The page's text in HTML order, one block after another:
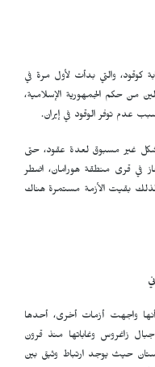
كوقود، والتي بدأت لأول مرة في
من حكم الجمهورية الإسلامية،
عدم توفر الوقود في إيران.
غير مسبوق لعدة عقود، حتى
الغاز في قرى منطقة هورامان، اضطر
لذلك بقيت الأزمة مستمرة هناك
أنها واجهت أزمات أخرى، أحدها
زاغروس وغاباتها منذ قرون
حيث يوجد ارتباط وثيق بين